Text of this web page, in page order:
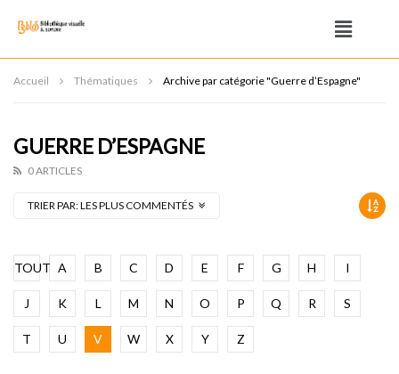
Accueil Thématiques Archive par catégorie "Guerre d’Espagne"
GUERRE D’ESPAGNE
0 ARTICLES
TRIER PAR:LES PLUS COMMENTÉS
TOUT A B C D E F G H I
J K L M N O P Q R S
T U V W X Y Z